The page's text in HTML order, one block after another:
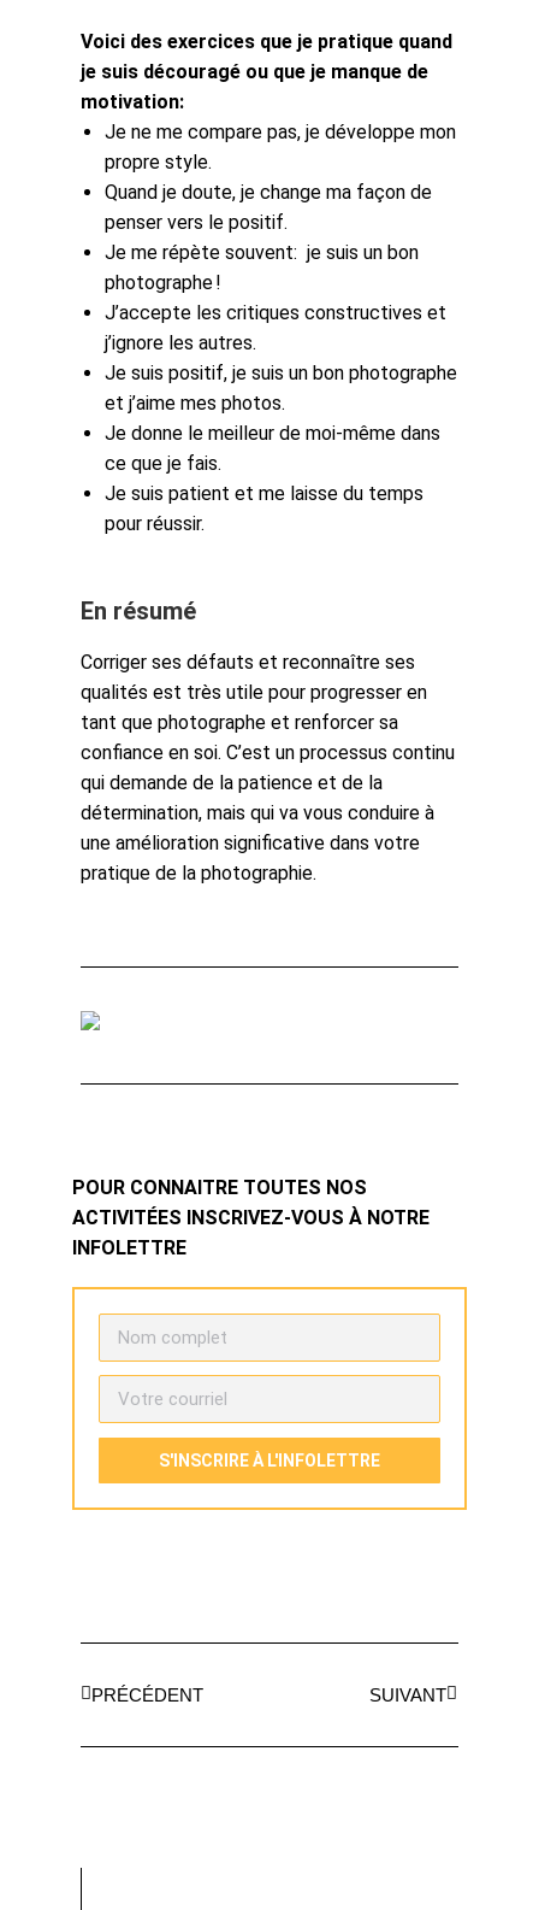
Voici des exercices que je pratique quand
je suis découragé ou que je manque de
motivation:
Je ne me compare pas, je développe mon
propre style.
Quand je doute, je change ma façon de
penser vers le positif.
Je me répète souvent: je suis un bon
photographe !
J’accepte les critiques constructives et
j’ignore les autres.
Je suis positif, je suis un bon photographe
et j’aime mes photos.
Je donne le meilleur de moi-même dans
ce que je fais.
Je suis patient et me laisse du temps
pour réussir.
En résumé
Corriger ses défauts et reconnaître ses
qualités est très utile pour progresser en
tant que photographe et renforcer sa
confiance en soi. C’est un processus continu
qui demande de la patience et de la
détermination, mais qui va vous conduire à
une amélioration significative dans votre
pratique de la photographie.
POUR CONNAITRE TOUTES NOS
ACTIVITÉES INSCRIVEZ-VOUS À NOTRE
INFOLETTRE
S'INSCRIRE À L'INFOLETTRE
PRÉCÉDENT SUIVANT